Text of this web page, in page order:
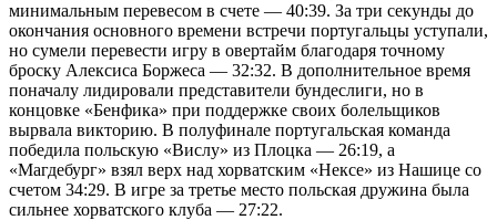
минимальным перевесом в счете — 40:39. За три секунды до
окончания основного времени встречи португальцы уступали,
но сумели перевести игру в овертайм благодаря точному
броску Алексиса Боржеса — 32:32. В дополнительное время
поначалу лидировали представители бундеслиги, но в
концовке «Бенфика» при поддержке своих болельщиков
вырвала викторию. В полуфинале португальская команда
победила польскую «Вислу» из Плоцка — 26:19, а
«Магдебург» взял верх над хорватским «Нексе» из Нашице со
счетом 34:29. В игре за третье место польская дружина была
сильнее хорватского клуба — 27:22.